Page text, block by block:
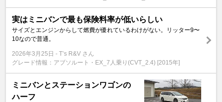
実はミニバンで最も保険料率が低いらしい
サイズとエンジンからして燃費が優れているわけがない。リッター9〜
10なので普通。
2026年3月25日
T’s R&V さん
グレード情報：アブソルート・EX_7人乗り(CVT_2.4) [2015年]
ミニバンとステーションワゴンの
ハーフ